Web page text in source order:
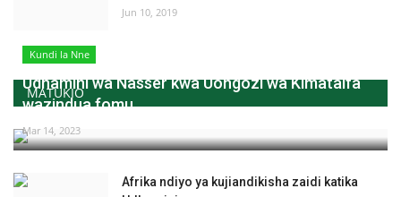
Jun 10, 2019
MATUKIO
Kundi la Nne
Udhamini wa Nasser kwa Uongozi wa Kimataifa
wazindua fomu...
Mar 14, 2023
Afrika ndiyo ya kujiandikisha zaidi katika